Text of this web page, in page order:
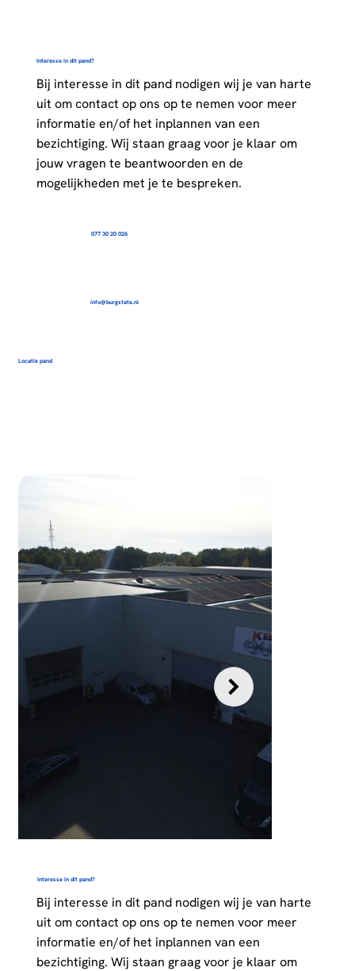
Interesse in dit pand?
Bij interesse in dit pand nodigen wij je van harte
uit om contact op ons op te nemen voor meer
informatie en/of het inplannen van een
bezichtiging. Wij staan graag voor je klaar om
jouw vragen te beantwoorden en de
mogelijkheden met je te bespreken.
077 30 20 026
info@burgstate.nl
Locatie pand
Interesse in dit pand?
Bij interesse in dit pand nodigen wij je van harte
uit om contact op ons op te nemen voor meer
informatie en/of het inplannen van een
bezichtiging. Wij staan graag voor je klaar om